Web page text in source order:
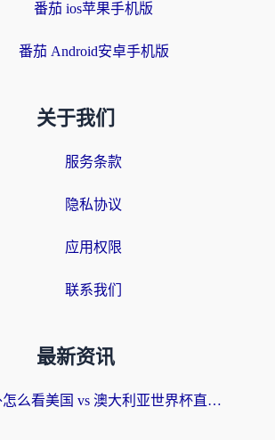
番茄 ios苹果手机版
番茄 Android安卓手机版
关于我们
服务条款
隐私协议
应用权限
联系我们
最新资讯
在国外怎么看美国 vs 澳大利亚世界杯直播？海外党必藏的中文解说观赛指南